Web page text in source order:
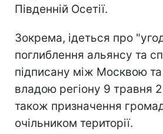
Південній Осетії.
Зокрема, ідеться про
поглиблення альянсу та
підписану між Москвою
владою регіону 9 травня
також призначення
очільником території.